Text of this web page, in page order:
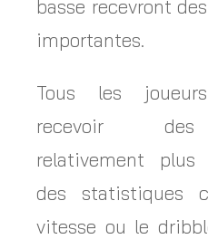
basse recevront
importantes.
Tous les
recevoir des
relativement plus
des statistiques
vitesse ou le